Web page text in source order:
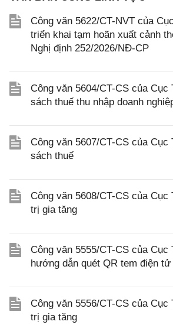
Công văn 5622/CT-NVT của
triển khai tạm hoãn xuất cảnh
Nghị định 252/2026/NĐ-CP
Công văn 5604/CT-CS của Cục
sách thuế thu nhập doanh
Công văn 5607/CT-CS của Cục
sách thuế
Công văn 5608/CT-CS của Cục
trị gia tăng
Công văn 5555/CT-CS của Cục
hướng dẫn quét QR tem điện
Công văn 5556/CT-CS của Cục
trị gia tăng